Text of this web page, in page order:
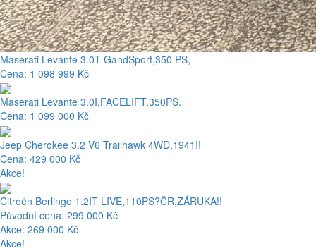
Maserati Levante 3.0T GandSport,350 PS,
Cena: 1 098 999 Kč
Maserati Levante 3.0I,FACELIFT,350PS.
Cena: 1 099 000 Kč
Jeep Cherokee 3.2 V6 Trailhawk 4WD,1941!!
Cena: 429 000 Kč
Akce!
Citroën Berlingo 1.2IT LIVE,110PS?ČR,ZÁRUKA!!
Původní cena: 299 000 Kč
Akce: 269 000 Kč
Akce!